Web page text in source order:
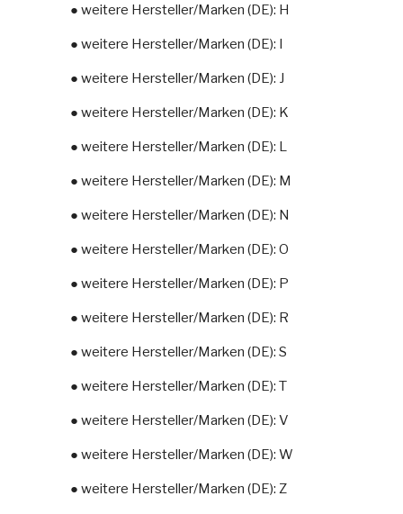
● weitere Hersteller/Marken (DE): H
● weitere Hersteller/Marken (DE): I
● weitere Hersteller/Marken (DE): J
● weitere Hersteller/Marken (DE): K
● weitere Hersteller/Marken (DE): L
● weitere Hersteller/Marken (DE): M
● weitere Hersteller/Marken (DE): N
● weitere Hersteller/Marken (DE): O
● weitere Hersteller/Marken (DE): P
● weitere Hersteller/Marken (DE): R
● weitere Hersteller/Marken (DE): S
● weitere Hersteller/Marken (DE): T
● weitere Hersteller/Marken (DE): V
● weitere Hersteller/Marken (DE): W
● weitere Hersteller/Marken (DE): Z